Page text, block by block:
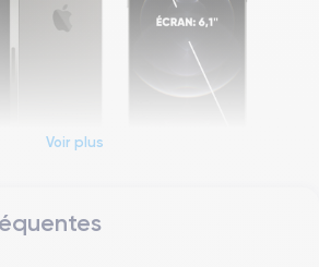
et poids iPhone 12 Pro
Voir plus